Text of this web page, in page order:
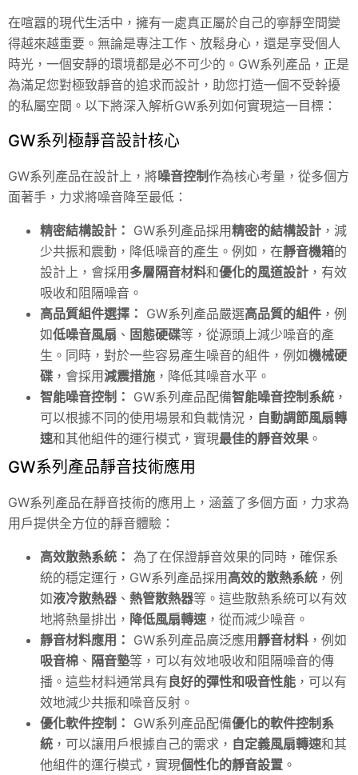
在喧囂的現代生活中，擁有一處真正屬於自己的寧靜空間變
得越來越重要。無論是專注工作、放鬆身心，還是享受個人
時光，一個安靜的環境都是必不可少的。GW系列產品，正是
為滿足您對極致靜音的追求而設計，助您打造一個不受幹擾
的私屬空間。以下將深入解析GW系列如何實現這一目標：
GW系列極靜音設計核心
GW系列產品在設計上，將噪音控制作為核心考量，從多個方
面著手，力求將噪音降至最低：
精密結構設計： GW系列產品採用精密的結構設計 ，減
少共振和震動，降低噪音的產生。例如，在靜音機箱的
設計上，會採用多層隔音材料和優化的風道設計 ，有效
吸收和阻隔噪音。
高品質組件選擇： GW系列產品嚴選高品質的組件 ，例
如低噪音風扇 、 固態硬碟等，從源頭上減少噪音的產
生。同時，對於一些容易產生噪音的組件，例如機械硬
碟 ，會採用減震措施 ，降低其噪音水平。
智能噪音控制： GW系列產品配備智能噪音控制系統 ，
可以根據不同的使用場景和負載情況， 自動調節風扇轉
速和其他組件的運行模式，實現最佳的靜音效果 。
GW系列產品靜音技術應用
GW系列產品在靜音技術的應用上，涵蓋了多個方面，力求為
用戶提供全方位的靜音體驗：
高效散熱系統： 為了在保證靜音效果的同時，確保系
統的穩定運行，GW系列產品採用高效的散熱系統 ，例
如液冷散熱器 、 熱管散熱器等。這些散熱系統可以有效
地將熱量排出， 降低風扇轉速 ，從而減少噪音。
靜音材料應用： GW系列產品廣泛應用靜音材料 ，例如
吸音棉 、 隔音墊等，可以有效地吸收和阻隔噪音的傳
播。這些材料通常具有良好的彈性和吸音性能 ，可以有
效地減少共振和噪音反射。
優化軟件控制： GW系列產品配備優化的軟件控制系
統 ，可以讓用戶根據自己的需求， 自定義風扇轉速和其
他組件的運行模式，實現個性化的靜音設置 。